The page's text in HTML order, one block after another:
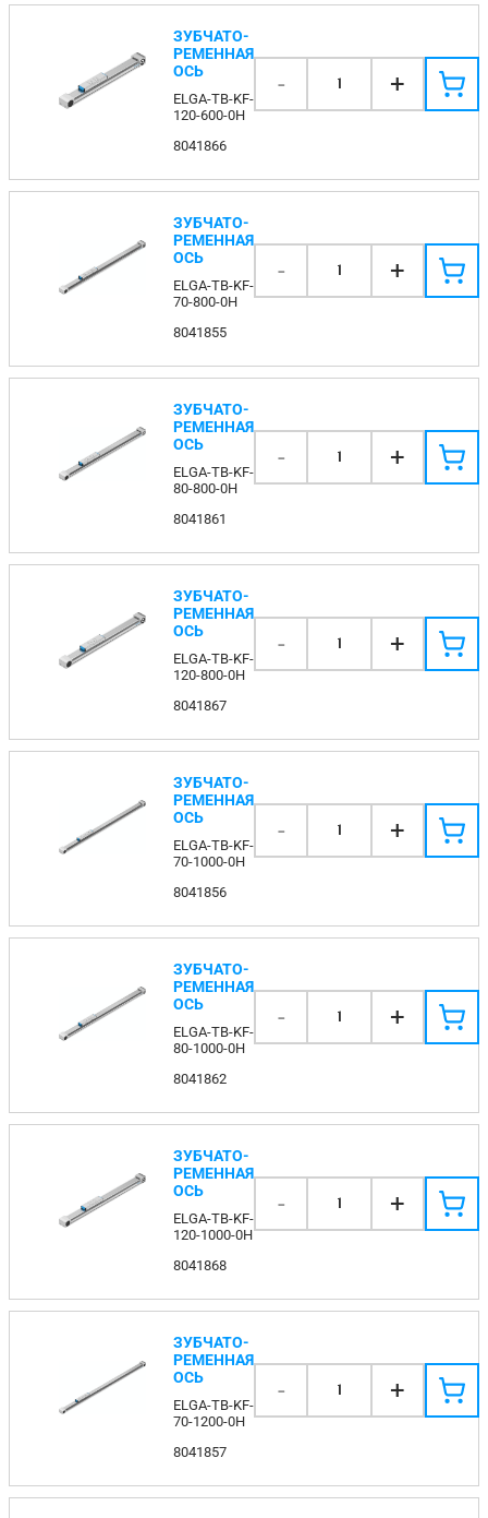
ЗУБЧАТО-
РЕМЕННАЯ
ОСЬ
ELGA-TB-KF-
120-600-0H
8041866
- 1 +
ЗУБЧАТО-
РЕМЕННАЯ
ОСЬ
ELGA-TB-KF-
70-800-0H
8041855
- 1 +
ЗУБЧАТО-
РЕМЕННАЯ
ОСЬ
ELGA-TB-KF-
80-800-0H
8041861
- 1 +
ЗУБЧАТО-
РЕМЕННАЯ
ОСЬ
ELGA-TB-KF-
120-800-0H
8041867
- 1 +
ЗУБЧАТО-
РЕМЕННАЯ
ОСЬ
ELGA-TB-KF-
70-1000-0H
8041856
- 1 +
ЗУБЧАТО-
РЕМЕННАЯ
ОСЬ
ELGA-TB-KF-
80-1000-0H
8041862
- 1 +
ЗУБЧАТО-
РЕМЕННАЯ
ОСЬ
ELGA-TB-KF-
120-1000-0H
8041868
- 1 +
ЗУБЧАТО-
РЕМЕННАЯ
ОСЬ
ELGA-TB-KF-
70-1200-0H
8041857
- 1 +